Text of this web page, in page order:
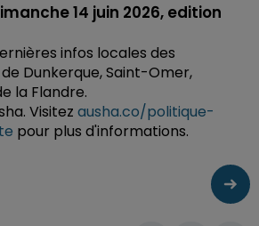
14 juin 2026, edition
infos locales des
Dunkerque, Saint-Omer,
la Flandre.
Visitez ausha.co/politique-
pour plus d'informations.